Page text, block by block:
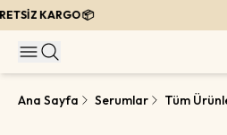
KARGO 📦
Ana Sayfa Serumlar Tüm